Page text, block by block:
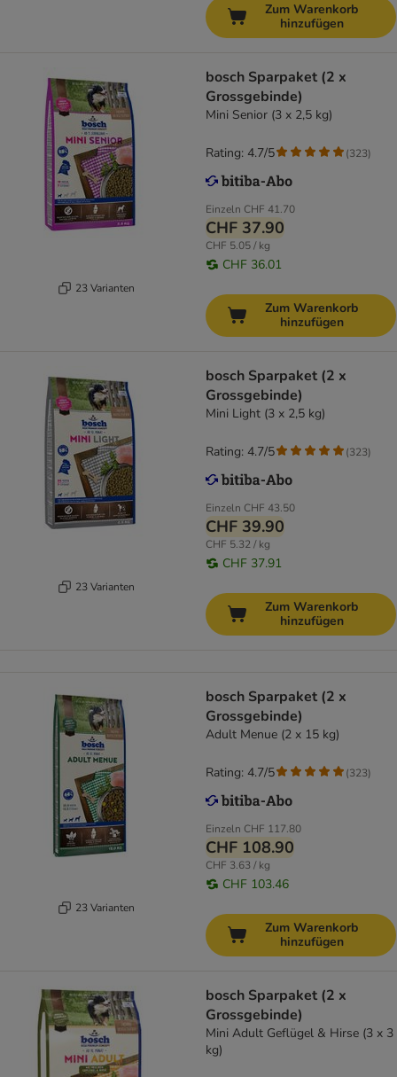
Zum Warenkorb
hinzufügen
23 Varianten
bosch Sparpaket (2 x
Grossgebinde)
Mini Senior (3 x 2,5 kg)
Einzeln CHF 41.70
CHF 37.90
CHF 5.05 / kg
CHF 36.01
Rating: 4.7/5 (323)
Zum Warenkorb
hinzufügen
23 Varianten
bosch Sparpaket (2 x
Grossgebinde)
Mini Light (3 x 2,5 kg)
Einzeln CHF 43.50
CHF 39.90
CHF 5.32 / kg
CHF 37.91
Rating: 4.7/5 (323)
Zum Warenkorb
hinzufügen
23 Varianten
bosch Sparpaket (2 x
Grossgebinde)
Adult Menue (2 x 15 kg)
Einzeln CHF 117.80
CHF 108.90
CHF 3.63 / kg
CHF 103.46
Rating: 4.7/5 (323)
Zum Warenkorb
hinzufügen
bosch Sparpaket (2 x
Grossgebinde)
Mini Adult Geflügel & Hirse (3 x 3
kg)